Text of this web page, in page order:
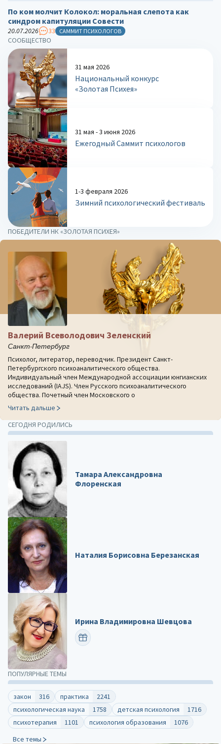
СООБЩЕСТВО
31 мая 2026
Национальный конкурс
«Золотая Психея»
31 мая - 3 июня 2026
Ежегодный Саммит психологов
1-3 февраля 2026
Зимний психологический фестиваль
По ком молчит Колокол: моральная слепота как
синдром капитуляции Совести
20.07.2026 33 САММИТ ПСИХОЛОГОВ
ПОПУЛЯРНЫЕ ТЕМЫ
закон 316 практика
2241
психологическая наука
1758 детская психология
1716
психотерапия
1101 психология образования
1076
Все темы
ПОБЕДИТЕЛИ НК «ЗОЛОТАЯ ПСИХЕЯ»
Валерий Всеволодович Зеленский
Санкт-Петербург
Психолог, литератор, переводчик. Президент Санкт-
Петербургского психоаналитического общества.
Индивидуальный член Международной ассоциации юнгианских
исследований (IAJS). Член Русского психоаналитического
общества. Почетный член Московского о
Читать дальше
СЕГОДНЯ РОДИЛИСЬ
Тамара Александровна
Флоренская
Наталия Борисовна Березанская
Ирина Владимировна Шевцова
ПОЗДРАВИТЬ